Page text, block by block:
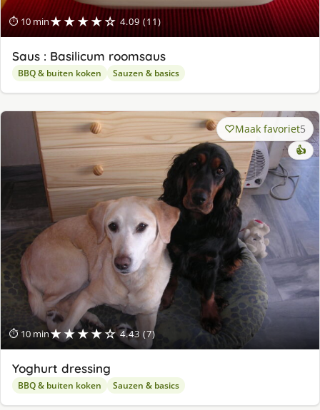
⏱ 10 min★★★★☆ 4.09 (11)
Saus : Basilicum roomsaus
BBQ & buiten koken Sauzen & basics
⏱ 10 min★★★★☆ 4.43 (7)
Maak favoriet5
👍
Yoghurt dressing
BBQ & buiten koken Sauzen & basics